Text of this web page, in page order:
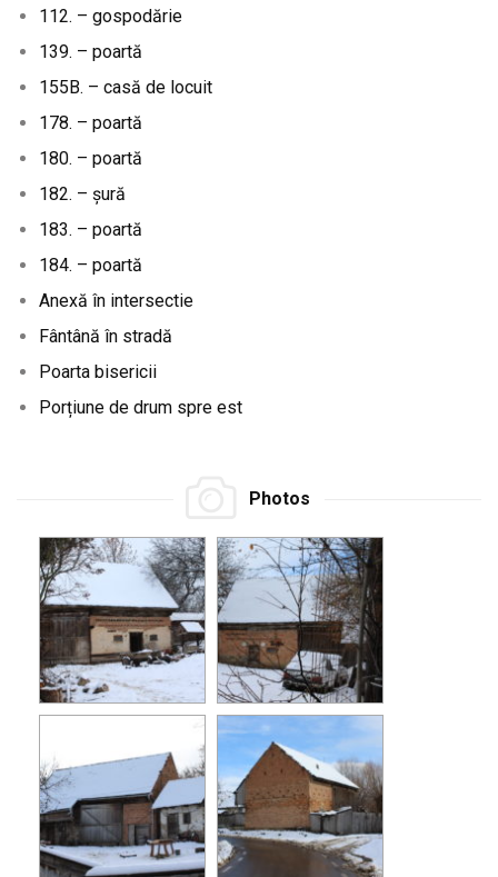
112. – gospodărie
139. – poartă
155B. – casă de locuit
178. – poartă
180. – poartă
182. – șură
183. – poartă
184. – poartă
Anexă în intersectie
Fântână în stradă
Poarta bisericii
Porțiune de drum spre est
Photos